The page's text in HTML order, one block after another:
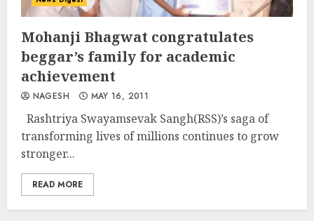
Mohanji Bhagwat congratulates
beggar’s family for academic
achievement
NAGESH MAY 16, 2011
Rashtriya Swayamsevak Sangh(RSS)’s saga of
transforming lives of millions continues to grow
stronger...
READ MORE